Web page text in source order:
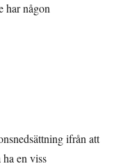
har någon
ifrån att
en viss